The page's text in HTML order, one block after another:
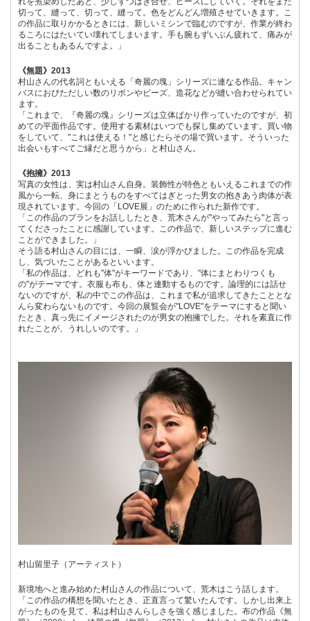
切って、縫って、切って、縫って。色をどんどん増殖させていきます。こ
の作品に取りかかるときには、新しいミシンで臨むのですが、作業が終わ
るころにはたいてい壊れてしまいます。手も腕もずいぶん疲れて、痛みが
出ることもあるんですよ。」
《無題》2013
村山さんの代名詞ともいえる「奇麗の塊」シリーズに連なる作品。キャン
バスにおびただしい数のリボンやビーズ、造花などが縫い合わせられてい
ます。
「これまで、『奇麗の塊』シリーズは立体ばかり作っていたのですが、初
めての平面作品です。使用する素材はいつでも探し集めています。買い物
をしていて、"これは使える！"と感じたらその場で買います。そういった
出会いもすべてご縁だと思うから」と村山さん。
《抱擁》2013
写真の女性は、実は村山さん自身。装飾性が特色ともいえるこれまでの作
風から一転、身にまとうものをすべてはぎとった男女の抱きあう肉体が表
現されています。今回の「LOVE展」のために作られた新作です。
「この作品のプランをお話ししたとき、荒木さんが"やってみたら"と言っ
てくださったことに感謝しています。この作品で、新しいステップに進む
ことができました。」
そう語る村山さんの目には、一瞬、涙が浮かびました。この作品を完成
し、気づいたことがあるといいます。
「私の作品は、どれも"体"がキーワードであり、"体にまとわりつくも
の"がテーマです。衣服も布も、体と連動するものです。論理的には話せ
ないのですが、私の中でこの作品は、これまで私が追求してきたこととな
んら変わらないものです。今回の展覧会が"LOVE"をテーマにすると聞い
たとき、真っ先にイメージされたのが男女の抱擁でした。それを素直に作
れたことが、うれしいのです。」
村山留里子（アーティスト）
新境地へと進み始めた村山さんの作品について、荒木はこう話します。
「この作品の構想を聞いたとき、正直言って驚いたんです。しかし出来上
がったものを見て、私は村山さんらしさを強く感じました。布の作品《無